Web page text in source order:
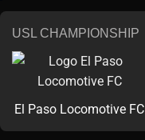
USL CHAMPIONSHIP
El Paso Locomotive FC